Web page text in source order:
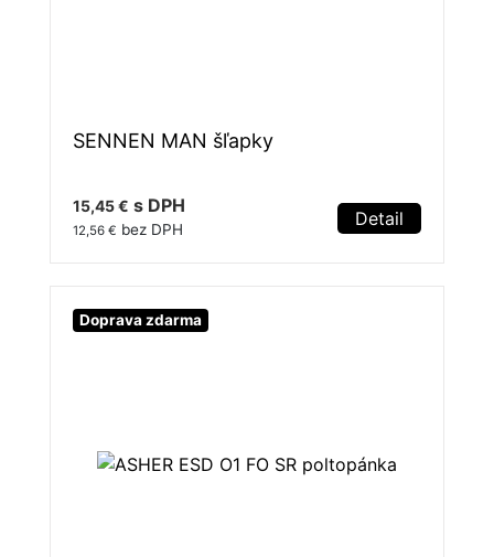
SENNEN MAN šľapky
15,45 € s DPH
12,56 € bez DPH Detail
Doprava zdarma